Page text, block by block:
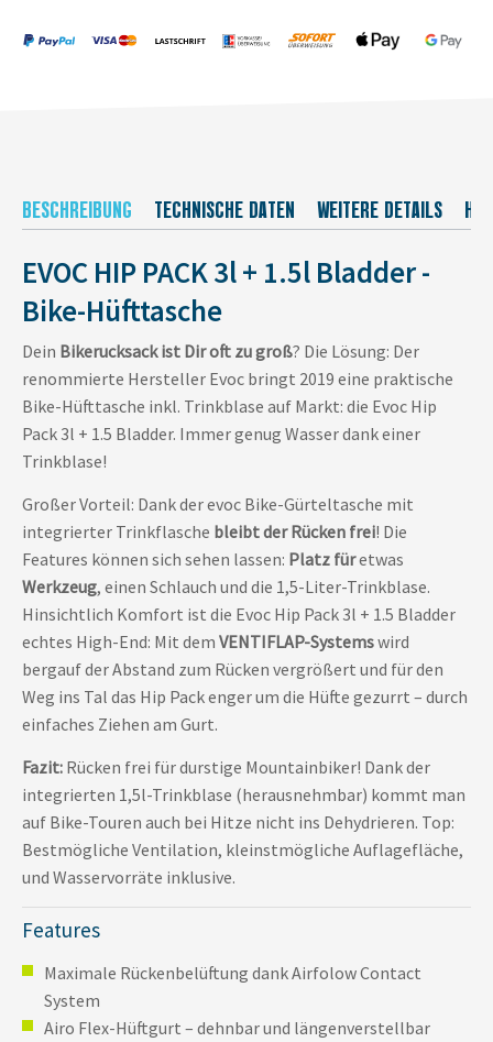
BESCHREIBUNG TECHNISCHE DATEN WEITERE DETAILS
EVOC HIP PACK 3l + 1.5l Bladder -
Bike-Hüfttasche
Dein Bikerucksack ist Dir oft zu groß? Die Lösung: Der
renommierte Hersteller Evoc bringt 2019 eine praktische
Bike-Hüfttasche inkl. Trinkblase auf Markt: die Evoc Hip
Pack 3l + 1.5 Bladder. Immer genug Wasser dank einer
Trinkblase!
Großer Vorteil: Dank der evoc Bike-Gürteltasche mit
integrierter Trinkflasche bleibt der Rücken frei! Die
Features können sich sehen lassen: Platz füretwas
Werkzeug, einen Schlauch und die 1,5-Liter-Trinkblase.
Hinsichtlich Komfort ist die Evoc Hip Pack 3l + 1.5 Bladder
echtes High-End: Mit dem VENTIFLAP-Systemswird
bergauf der Abstand zum Rücken vergrößert und für den
Weg ins Tal das Hip Pack enger um die Hüfte gezurrt – durch
einfaches Ziehen am Gurt.
Fazit: Rücken frei für durstige Mountainbiker! Dank der
integrierten 1,5l-Trinkblase (herausnehmbar) kommt man
auf Bike-Touren auch bei Hitze nicht ins Dehydrieren. Top:
Bestmögliche Ventilation, kleinstmögliche Auflagefläche,
und Wasservorräte inklusive.
Features
Maximale Rückenbelüftung dank Airfolow Contact
System
Airo Flex-Hüftgurt – dehnbar und längenverstellbar